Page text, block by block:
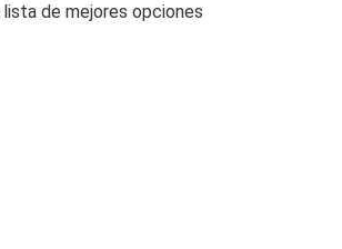
de mejores opciones